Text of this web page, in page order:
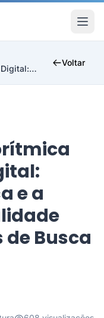
A Mediação Algorítmica do Marketing Digital: Viese...
Voltar
e a
Busca